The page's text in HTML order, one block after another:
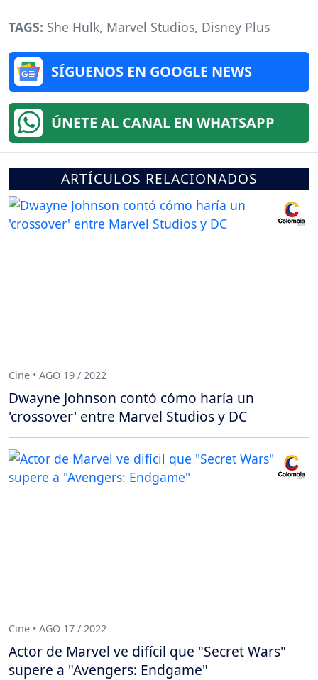
TAGS: She Hulk, Marvel Studios, Disney Plus
SÍGUENOS EN GOOGLE NEWS
ÚNETE AL CANAL EN WHATSAPP
ARTÍCULOS RELACIONADOS
Cine • AGO 19 / 2022
Dwayne Johnson contó cómo haría un
'crossover' entre Marvel Studios y DC
Cine • AGO 17 / 2022
Actor de Marvel ve difícil que "Secret Wars"
supere a "Avengers: Endgame"